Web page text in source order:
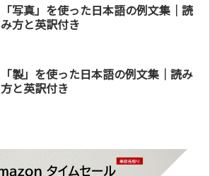
「写真」を使った日本語の例文集｜読
み方と英訳付き
「製」を使った日本語の例文集｜読み
方と英訳付き